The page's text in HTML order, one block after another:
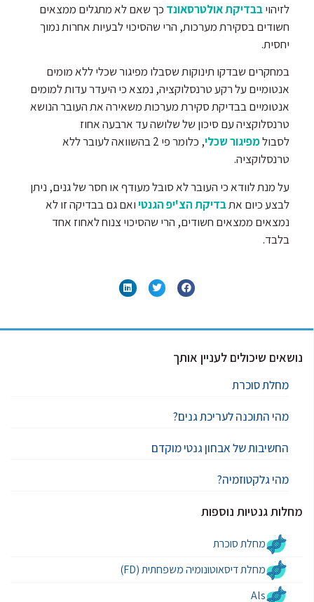
לזיהויבבדיקת אולטרסאונד כך שאם לא מתגלים ממצאים
חשודים בסקירת מערכות, הרי שהסיכוי לבעיות אחרות נמוך
יחסית.
במחקרים שבדקו תינוקות שסבלו מפיגור שכלי ללא מומים
אנטומיים על רקע טרנסלוקציה, נמצא כי היעדר עדות למומים
אנטומיים בבדיקת סקירת מערכות משאירה את העובר הנושא
טרנסלוקציה עם סיכון של שלושה עד ארבעה אחוז
לסבולמפיגור שכלי
, כלומר פי 2 בהשוואה לעובר ללא
טרנסלוקציה.
על מנת לוודא כי העובר לא סובל מעודף או חסר של גנים, ניתן
לבצע כיום אתבדיקת הצ'יפ הגנטיואם גם בבדיקה זו לא
נמצאים ממצאים חשודים, הרי שהסיכוי צנוח לאחוז אחד
בלבד.
נושאים שיכולים לעניין אותך
מחלת סוכרת
מהי התוכנה לעריכת גנים?
החשיבות של אבחון גנטי מוקדם
מהי גלקטוזמיה?
מחלות גנטיות נוספות
מחלת סוכרת
מחלת דיסאוטונומיה משפחתית (FD)
Als